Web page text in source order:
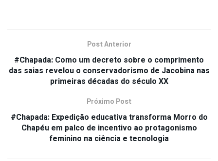
Post Anterior
#Chapada: Como um decreto sobre o comprimento
das saias revelou o conservadorismo de Jacobina nas
primeiras décadas do século XX
Próximo Post
#Chapada: Expedição educativa transforma Morro do
Chapéu em palco de incentivo ao protagonismo
feminino na ciência e tecnologia